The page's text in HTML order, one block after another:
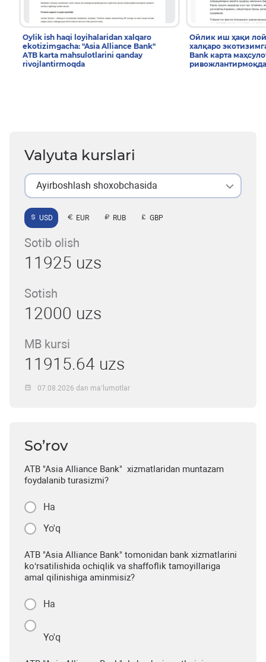
Oylik ish haqi loyihalaridan xalqaro
ekotizimgacha: "Asia Alliance Bank"
ATB karta mahsulotlarini qanday
rivojlantirmoqda
Ойлик иш ҳақи
халқаро
Bank карта
ривожлантирмоқда
Valyuta kurslari
Ayirboshlash shoxobchasida
USD EUR RUB GBP
Sotib olish
11925 uzs
Sotish
12000 uzs
MB kursi
11915.64 uzs
07.08.2026 dan ma’lumotlar
So’rov
ATB "Asia Alliance Bank" xizmatlaridan muntazam
foydalanib turasizmi?
Ha
Yo'q
ATB "Asia Alliance Bank" tomonidan bank xizmatlarini
ko‘rsatilishida ochiqlik va shaffoflik tamoyillariga
amal qilinishiga aminmisiz?
Ha
Yo'q